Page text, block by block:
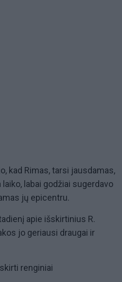
kad Rimas, tarsi jausdamas,
labai godžiai sugerdavo
jų epicentru.
apie išskirtinius R.
jo geriausi draugai ir
renginiai